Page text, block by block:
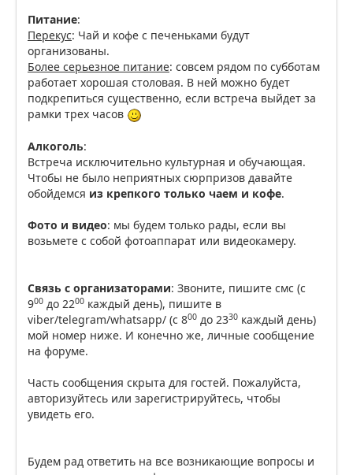
Питание:
Перекус: Чай и кофе с печеньками будут
организованы.
Более серьезное питание: совсем рядом по субботам
работает хорошая столовая. В ней можно будет
подкрепиться существенно, если встреча выйдет за
рамки трех часов
Алкоголь:
Встреча исключительно культурная и обучающая.
Чтобы не было неприятных сюрпризов давайте
обойдемся из крепкого только чаем и кофе.
Фото и видео: мы будем только рады, если вы
возьмете с собой фотоаппарат или видеокамеру.
Связь с организаторами: Звоните, пишите смс (с
900 до 2200 каждый день), пишите в
viber/telegram/whatsapp/ (с 800 до 2330 каждый день)
мой номер ниже. И конечно же, личные сообщение
на форуме.
Часть сообщения скрыта для гостей. Пожалуйста,
авторизуйтесь или зарегистрируйтесь, чтобы
увидеть его.
Будем рад ответить на все возникающие вопросы и